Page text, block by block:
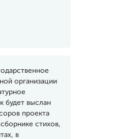
организации
будет выслан
проекта
стихов,
в